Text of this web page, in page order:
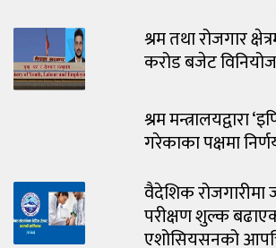
श्रम तथा रोजगार
करोड बजेट
श्रम मन्त्रालयद्वारा
गरेकाका पक्षमा
वैदेशिक रोजगारीमा
परीक्षण शुल्क
एशोसियसनको